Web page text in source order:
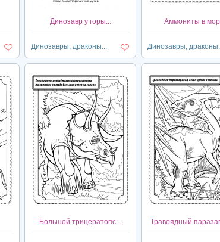
Динозавр у горы...
Динозавры, драконы...
Аммониты в
Динозавры,
Большой трицератопс... Травоядный